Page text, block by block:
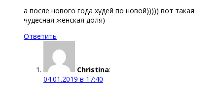
а после нового года худей по новой))))) вот такая
чудесная женская доля)
Ответить
Christina:
04.01.2019 в 17:40